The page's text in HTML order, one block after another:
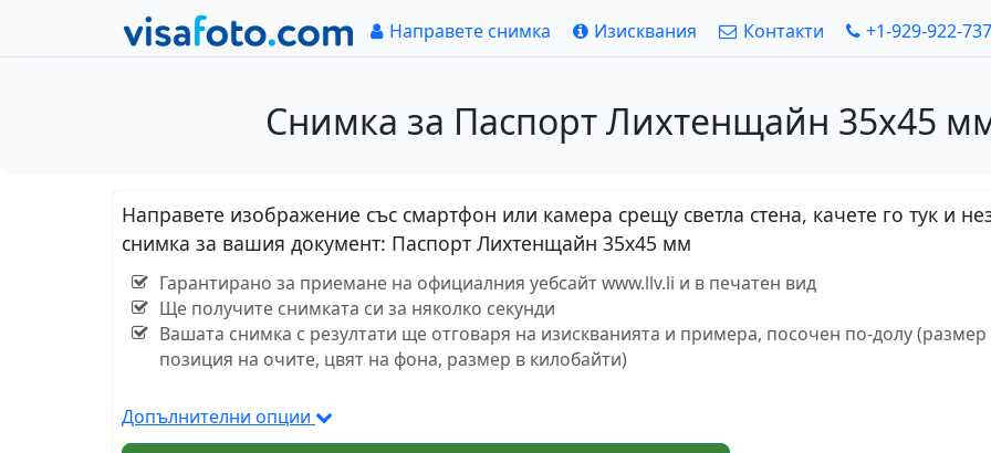
Направете снимка Изисквания Контакти +1-929-922-
Снимка за Паспорт Лихтенщайн 35х45
Направете изображение със смартфон или камера срещу светла стена, качете го тук и
снимка за вашия документ: Паспорт Лихтенщайн 35х45 мм
Гарантирано за приемане на официалния уебсайт www.llv.li и в печатен вид
Ще получите снимката си за няколко секунди
Вашата снимка с резултати ще отговаря на изискванията и примера, посочен по-долу
позиция на очите, цвят на фона, размер в килобайти)
Допълнителни опции